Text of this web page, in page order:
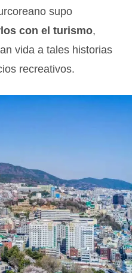
supo
con el turismo,
vida a tales historias
recreativos.